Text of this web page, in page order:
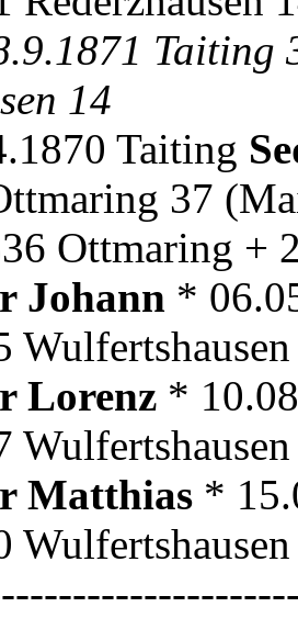
Taiting
14
Taiting
37
Ottmaring +
Johann *
Wulfertshausen
Lorenz *
Wulfertshausen
Matthias *
Wulfertshausen